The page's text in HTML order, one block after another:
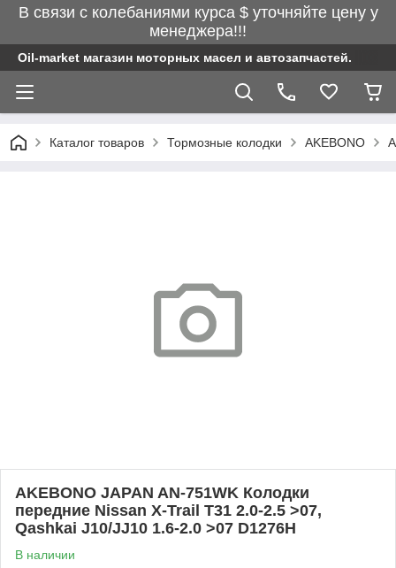
В связи с колебаниями курса $ уточняйте цену у
менеджера!!!
Oil-market магазин моторных масел и автозапчастей.
Каталог товаров Тормозные колодки AKEBONO
AKEBONO JAPAN AN-751WK Колодки
передние Nissan X-Trail T31 2.0-2.5 >07,
Qashkai J10/JJ10 1.6-2.0 >07 D1276H
В наличии